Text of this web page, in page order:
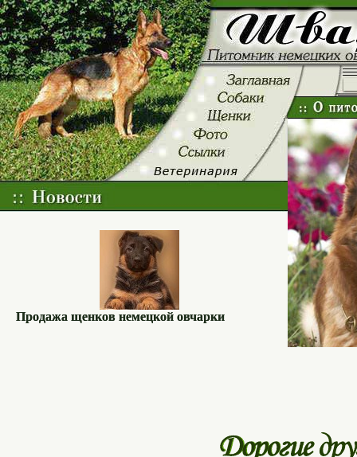
Продажа щенков немецкой овчарки